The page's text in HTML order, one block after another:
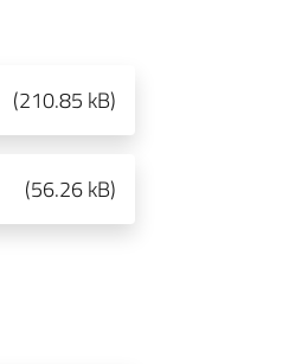
(210.85 kB)
(56.26 kB)